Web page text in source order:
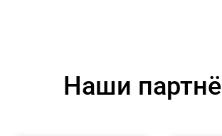
Наши